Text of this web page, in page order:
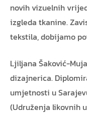
novih vizuelnih
izgleda tkanine.
tekstila, dobijamo
Ljiljana Šaković-
dizajnerica.
umjetnosti u
(Udruženja likovnih